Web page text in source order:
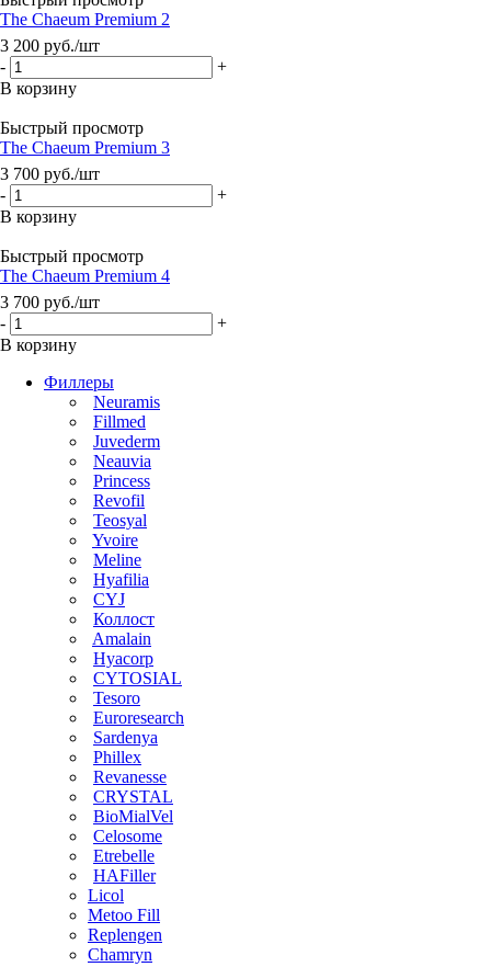
The Chaeum Premium 2
3 200 руб./шт
-
+
В корзину
Быстрый просмотр
The Chaeum Premium 3
3 700 руб./шт
-
+
В корзину
Быстрый просмотр
The Chaeum Premium 4
3 700 руб./шт
-
+
В корзину
Филлеры
Neuramis
Fillmed
Juvederm
Neauvia
Princess
Revofil
Teosyal
Yvoire
Meline
Hyafilia
CYJ
Коллост
Amalain
Hyacorp
CYTOSIAL
Tesoro
Euroresearch
Sardenya
Phillex
Revanesse
CRYSTAL
BioMialVel
Celosome
Etrebelle
HAFiller
Licol
Metoo Fill
Replengen
Chamryn